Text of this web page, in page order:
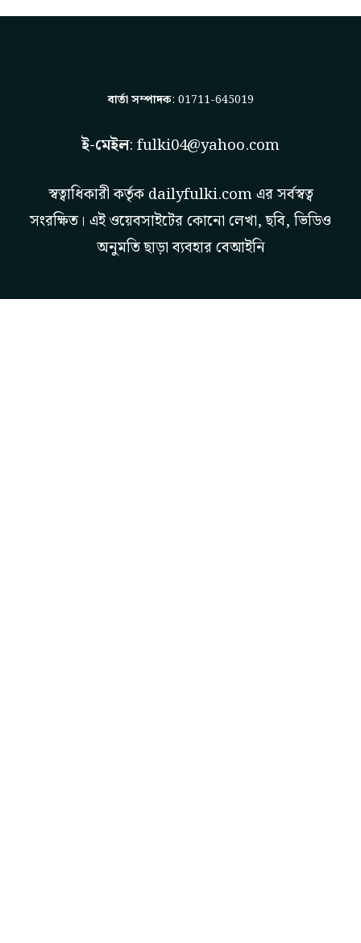
বার্তা সম্পাদক: 01711-645019
ই-মেইল: fulki04@yahoo.com
স্বত্বাধিকারী কর্তৃক dailyfulki.comএর সর্বস্বত্ব
সংরক্ষিত। এই ওয়েবসাইটের কোনো লেখা, ছবি, ভিডিও
অনুমতি ছাড়া ব্যবহার বেআইনি